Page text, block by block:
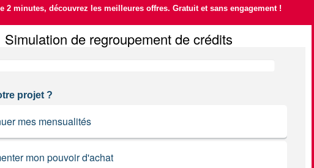
2 minutes, découvrez les meilleures offres. Gratuit et sans engagement !